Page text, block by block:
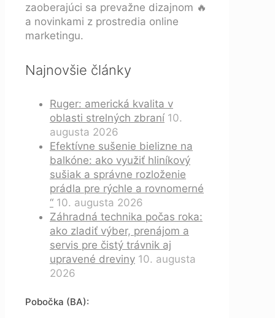
zaoberajúci sa prevažne dizajnom 🔥
a novinkami z prostredia online
marketingu.
Najnovšie články
Ruger: americká kvalita v
oblasti strelných zbraní 10.
augusta 2026
Efektívne sušenie bielizne na
balkóne: ako využiť hliníkový
sušiak a správne rozloženie
prádla pre rýchle a rovnomerné
“ 10. augusta 2026
Záhradná technika počas roka:
ako zladiť výber, prenájom a
servis pre čistý trávnik aj
upravené dreviny 10. augusta
2026
Pobočka (BA):